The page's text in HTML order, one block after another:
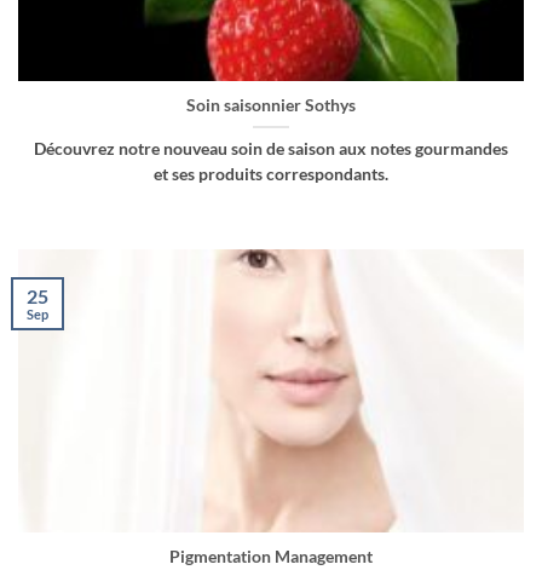
Soin saisonnier Sothys
Découvrez notre nouveau soin de saison aux notes gourmandes
et ses produits correspondants.
Pigmentation Management
25
Sep